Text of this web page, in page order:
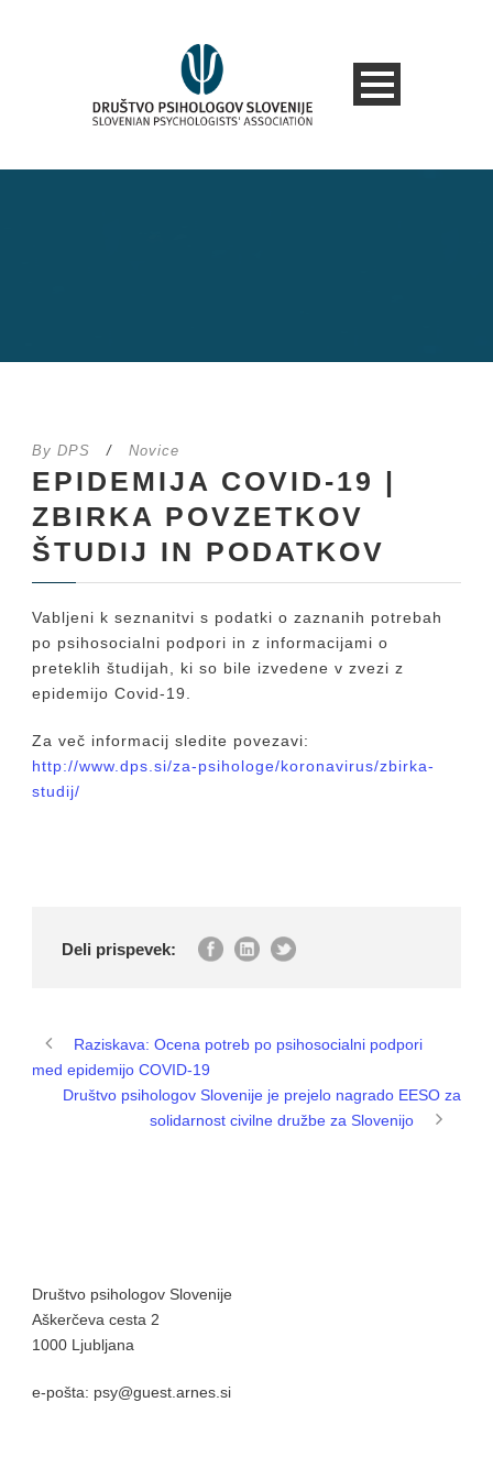
By DPS / Novice
EPIDEMIJA COVID-19 |
ZBIRKA POVZETKOV
ŠTUDIJ IN PODATKOV
Vabljeni k seznanitvi s podatki o zaznanih potrebah
po psihosocialni podpori in z informacijami o
preteklih študijah, ki so bile izvedene v zvezi z
epidemijo Covid-19.
Za več informacij sledite povezavi:
http://www.dps.si/za-psihologe/koronavirus/zbirka-
studij/
Deli prispevek:
Raziskava: Ocena potreb po psihosocialni podpori
med epidemijo COVID-19
Društvo psihologov Slovenije je prejelo nagrado EESO za
solidarnost civilne družbe za Slovenijo
Društvo psihologov Slovenije
Aškerčeva cesta 2
1000 Ljubljana
e-pošta: psy@guest.arnes.si